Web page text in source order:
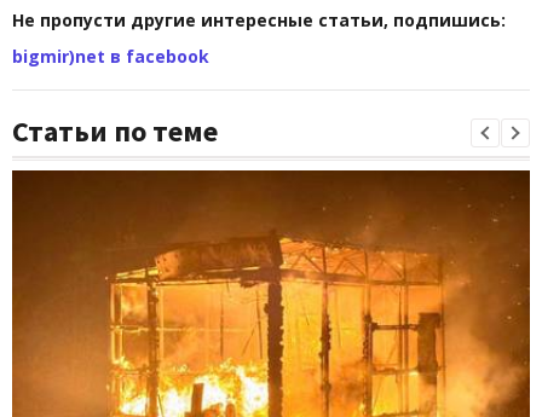
Не пропусти другие интересные статьи, подпишись:
bigmir)net в facebook
Статьи по теме